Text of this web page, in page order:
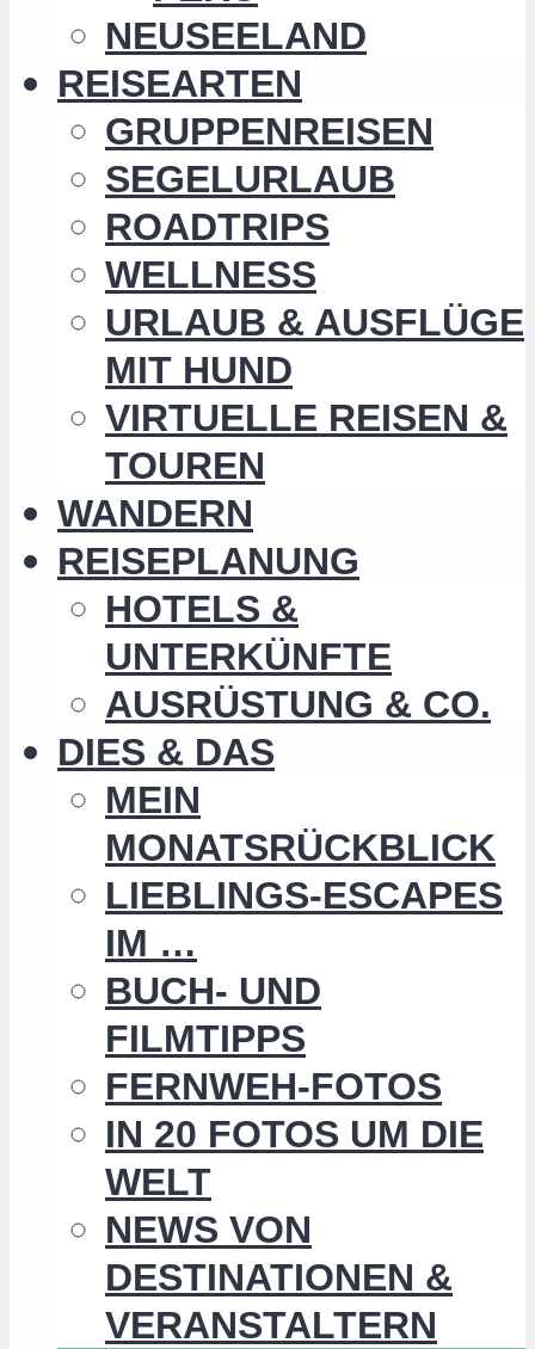
NEUSEELAND
REISEARTEN
GRUPPENREISEN
SEGELURLAUB
ROADTRIPS
WELLNESS
URLAUB & AUSFLÜGE
MIT HUND
VIRTUELLE REISEN &
TOUREN
WANDERN
REISEPLANUNG
HOTELS &
UNTERKÜNFTE
AUSRÜSTUNG & CO.
DIES & DAS
MEIN
MONATSRÜCKBLICK
LIEBLINGS-ESCAPES
IM …
BUCH- UND
FILMTIPPS
FERNWEH-FOTOS
IN 20 FOTOS UM DIE
WELT
NEWS VON
DESTINATIONEN &
VERANSTALTERN